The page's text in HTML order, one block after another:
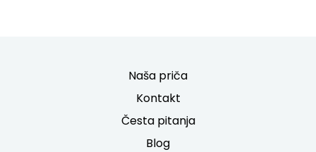
Naša priča
Kontakt
Česta pitanja
Blog